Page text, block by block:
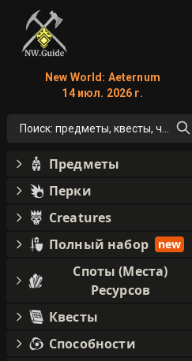
New World: Aeternum
14 июл. 2026 г.
Поиск: предметы, квесты, что
Предметы
Перки
Creatures
Полный набор
new
Споты (Места)
Ресурсов
Квесты
Способности